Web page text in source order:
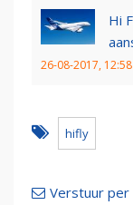
Hi
26-08-2017, 12:58
hifly
Verstuur per